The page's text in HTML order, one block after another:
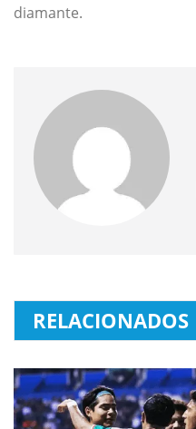
diamante.
RELACIONADOS